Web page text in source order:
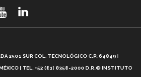
el Modelo Educativo Tec? (video)
2501 SUR COL. TECNOLÓGICO C.P. 64849 |
| TEL. +52 (81) 8358-2000 D.R.© INSTITUTO